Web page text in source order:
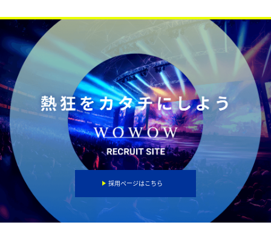
採用ページはこちら